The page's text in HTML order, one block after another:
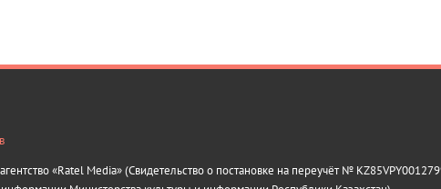
«Ratel Media» (Свидетельство о постановке на переучёт №